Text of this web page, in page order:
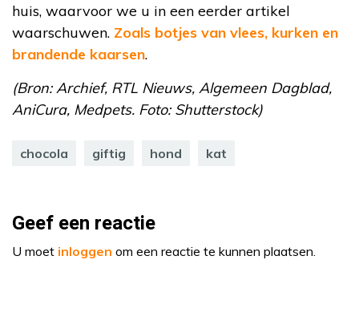
huis, waarvoor we u in een eerder artikel
waarschuwen. Zoals botjes van vlees, kurken en
brandende kaarsen.
(Bron: Archief, RTL Nieuws, Algemeen Dagblad,
AniCura, Medpets. Foto: Shutterstock)
chocola giftig hond kat
Geef een reactie
U moet inloggen om een reactie te kunnen plaatsen.